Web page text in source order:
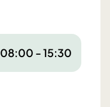
08:00 - 15:30